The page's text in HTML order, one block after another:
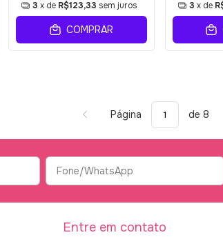
3 x de R$123,33 sem juros
COMPRAR
3 x de
Página de 8
Entre em contato